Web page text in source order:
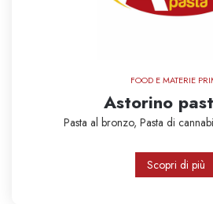
FOOD E MATERIE
Astorino
Pasta al bronzo, Pasta di
Scopri di più